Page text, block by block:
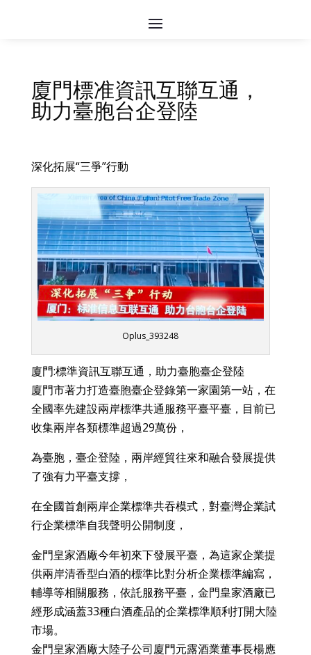
廈門標准資訊互聯互通，
助力臺胞台企登陸
深化拓展“三爭”行動
Oplus_393248
廈門:標準資訊互聯互通，助力臺胞臺企登陸
廈門市著力打造臺胞臺企登錄第一家園第一站，在
全國率先建設兩岸標準共通服務平臺平臺，目前已
收集兩岸各類標準超過29萬份，
為臺胞，臺企登陸，兩岸經貿往來和融合發展提供
了強有力平臺支撐，
在全國首創兩岸企業標準共吞模式，對臺灣企業試
行企業標準自我聲明公開制度，
金門皇家酒廠今年初來下發展平臺，為這家企業提
供兩岸清香型白酒的標準比對分析企業標準編寫，
輔導等相關服務，依託服務平臺，金門皇家酒廠已
經形成涵蓋33種白酒產品的企業標準順利打開大陸
市場。
金門皇家酒廠大陸子公司廈門元露酒業董事長楊應